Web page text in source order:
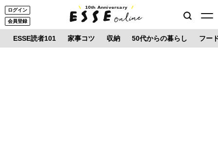
ログイン
会員登録
10th Anniversary
ESSE読者101 家事コツ 収納 50代からの暮らし フー